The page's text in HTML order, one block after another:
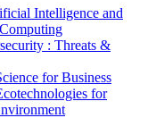
Intelligence and
: Threats &
for Business
for